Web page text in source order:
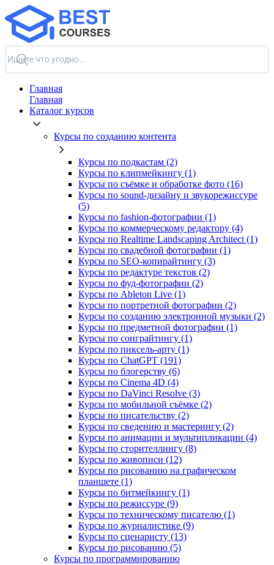
Главная
Главная
Каталог курсов
Курсы по созданию контента
Курсы по подкастам (2)
Курсы по клипмейкингу (1)
Курсы по съёмке и обработке фото (16)
Курсы по sound-дизайну и звукорежиссуре
(5)
Курсы по fashion-фотографии (1)
Курсы по коммерческому редактору (4)
Курсы по Realtime Landscaping Architect (1)
Курсы по свадебной фотографии (1)
Курсы по SEO-копирайтингу (3)
Курсы по редактуре текстов (2)
Курсы по фуд-фотографии (2)
Курсы по Ableton Live (1)
Курсы по портретной фотографии (2)
Курсы по созданию электронной музыки (2)
Курсы по предметной фотографии (1)
Курсы по сонграйтингу (1)
Курсы по пиксель-арту (1)
Курсы по ChatGPT (191)
Курсы по блогерству (6)
Курсы по Cinema 4D (4)
Курсы по DaVinci Resolve (3)
Курсы по мобильной съёмке (2)
Курсы по писательству (2)
Курсы по сведению и мастерингу (2)
Курсы по анимации и мультипликации (4)
Курсы по сторителлингу (8)
Курсы по живописи (12)
Курсы по рисованию на графическом
планшете (1)
Курсы по битмейкингу (1)
Курсы по режиссуре (9)
Курсы по техническому писателю (1)
Курсы по журналистике (9)
Курсы по сценаристу (13)
Курсы по рисованию (5)
Курсы по программированию